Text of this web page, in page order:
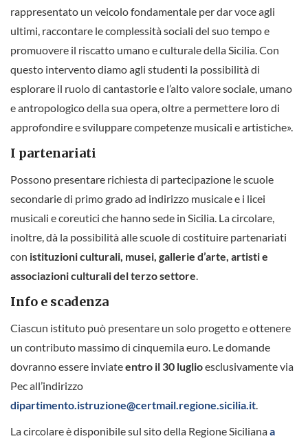
rappresentato un veicolo fondamentale per dar voce agli
ultimi, raccontare le complessità sociali del suo tempo e
promuovere il riscatto umano e culturale della Sicilia. Con
questo intervento diamo agli studenti la possibilità di
esplorare il ruolo di cantastorie e l’alto valore sociale, umano
e antropologico della sua opera, oltre a permettere loro di
approfondire e sviluppare competenze musicali e artistiche».
I partenariati
Possono presentare richiesta di partecipazione le scuole
secondarie di primo grado ad indirizzo musicale e i licei
musicali e coreutici che hanno sede in Sicilia. La circolare,
inoltre, dà la possibilità alle scuole di costituire partenariati
con istituzioni culturali, musei, gallerie d’arte, artisti e
associazioni culturali del terzo settore.
Info e scadenza
Ciascun istituto può presentare un solo progetto e ottenere
un contributo massimo di cinquemila euro. Le domande
dovranno essere inviateentro il 30 luglioesclusivamente via
Pec all’indirizzo
dipartimento.istruzione@certmail.regione.sicilia.it.
La circolare è disponibile sul sito della Regione Sicilianaa